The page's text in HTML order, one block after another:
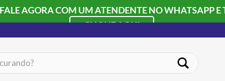
AGORA COM UM ATENDENTE NO WHATSAPP
CLIQUE AQUI